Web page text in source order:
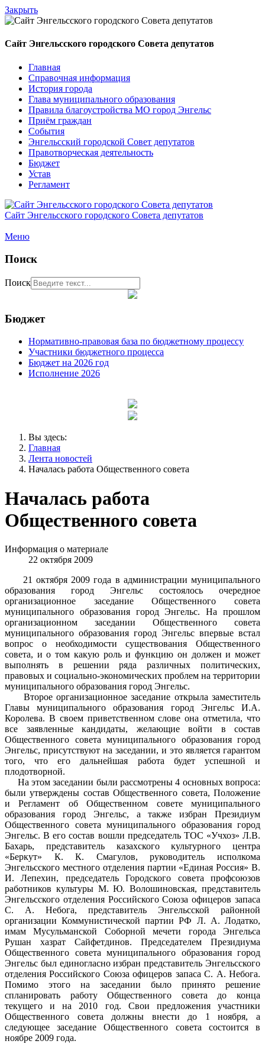
Закрыть
Сайт Энгельсского городского Совета депутатов
Главная
Справочная информация
История города
Глава муниципального образования
Правила благоустройства МО город Энгельс
Приём граждан
События
Энгельсский городской Совет депутатов
Правотворческая деятельность
Бюджет
Устав
Регламент
Сайт Энгельсского городского Совета депутатов
Меню
Поиск
Поиск
Бюджет
Нормативно-правовая база по бюджетному процессу
Участники бюджетного процесса
Бюджет на 2026 год
Исполнение 2026
Вы здесь:
Главная
Лента новостей
Началась работа Общественного совета
Началась работа
Общественного совета
Информация о материале
22 октября 2009
21 октября 2009 года в администрации муниципального
образования город Энгельс состоялось очередное
организационное заседание Общественного совета
муниципального образования город Энгельс. На прошлом
организационном заседании Общественного совета
муниципального образования город Энгельс впервые встал
вопрос о необходимости существования Общественного
совета, и о том какую роль и функцию он должен и может
выполнять в решении ряда различных политических,
правовых и социально-экономических проблем на территории
муниципального образования город Энгельс.
Второе организационное заседание открыла заместитель
Главы муниципального образования город Энгельс И.А.
Королева. В своем приветственном слове она отметила, что
все заявленные кандидаты, желающие войти в состав
Общественного совета муниципального образования город
Энгельс, присутствуют на заседании, и это является гарантом
того, что его дальнейшая работа будет успешной и
плодотворной.
На этом заседании были рассмотрены 4 основных вопроса:
были утверждены состав Общественного совета, Положение
и Регламент об Общественном совете муниципального
образования город Энгельс, а также избран Президиум
Общественного совета муниципального образования город
Энгельс. В его состав вошли председатель ТОС «Учхоз» Л.В.
Бахарь, представитель казахского культурного центра
«Беркут» К. К. Смагулов, руководитель исполкома
Энгельсского местного отделения партии «Единая Россия» В.
И. Лепехин, председатель Городского совета профсоюзов
работников культуры М. Ю. Волошиновская, представитель
Энгельсского отделения Российского Союза офицеров запаса
С. А. Небога, представитель Энгельсской районной
организации Коммунистической партии РФ Л. А. Лодатко,
имам Мусульманской Соборной мечети города Энгельса
Рушан хазрат Сайфетдинов. Председателем Президиума
Общественного совета муниципального образования город
Энгельс был единогласно избран представитель Энгельсского
отделения Российского Союза офицеров запаса С. А. Небога.
Помимо этого на заседании было принято решение
спланировать работу Общественного совета до конца
текущего и на 2010 год. Свои предложения участники
Общественного совета должны внести до 1 ноября, а
следующее заседание Общественного совета состоится в
ноябре 2009 года.